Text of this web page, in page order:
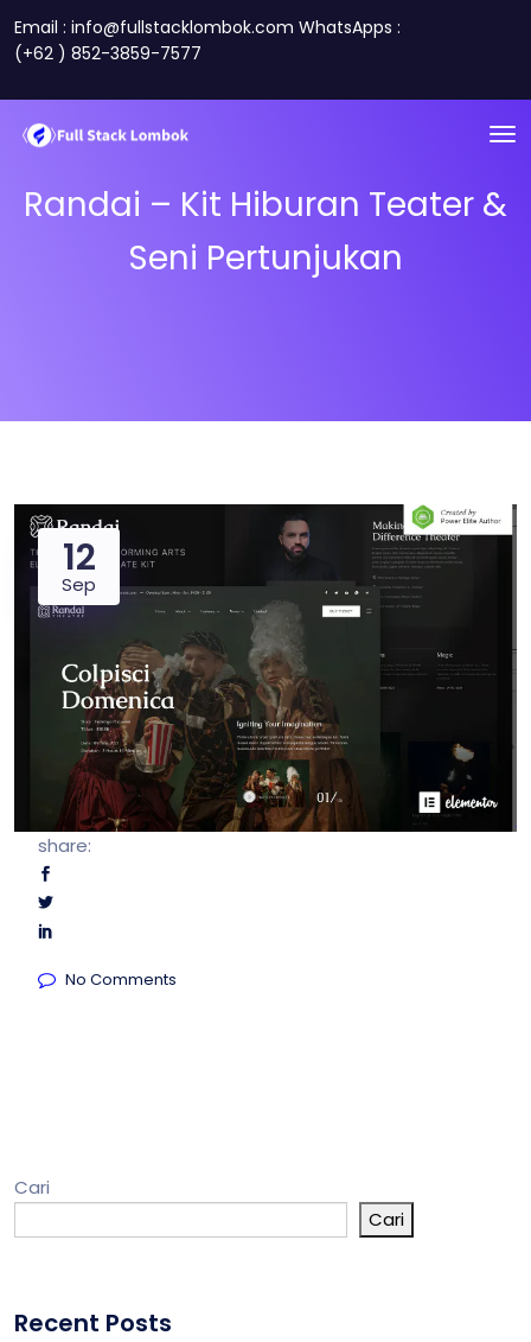
Email : info@fullstacklombok.com WhatsApps :
(+62 ) 852-3859-7577
Randai – Kit Hiburan Teater &
Seni Pertunjukan
12
Sep
share:
No Comments
Cari
Cari
Recent Posts